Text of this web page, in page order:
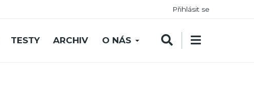
Přihlásit se
TESTY ARCHIV O NÁS